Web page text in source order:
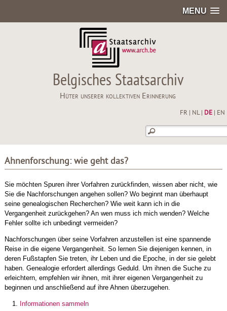
MENU
Belgisches Staatsarchiv
Hüter unserer kollektiven Erinnerung
FR NL| DE| EN
Ahnenforschung: wie geht das?
Sie möchten Spuren ihrer Vorfahren zurückfinden, wissen aber nicht, wie
Sie die Nachforschungen angehen sollen? Wo beginnt man überhaupt
seine genealogischen Recherchen? Wie weit kann ich in die
Vergangenheit zurückgehen? An wen muss ich mich wenden? Welche
Fehler sollte ich unbedingt vermeiden?
Nachforschungen über seine Vorfahren anzustellen ist eine spannende
Reise in die eigene Vergangenheit. So lernen Sie diejenigen kennen, in
deren Fußstapfen Sie treten, ihr Leben und die Epoche, in der sie gelebt
haben. Genealogie erfordert allerdings Geduld. Um ihnen die Suche zu
erleichtern, empfehlen wir ihnen, mit ihrer eigenen Vergangenheit zu
beginnen und anschließend auf ihre Ahnen überzugehen.
Informationen sammeln